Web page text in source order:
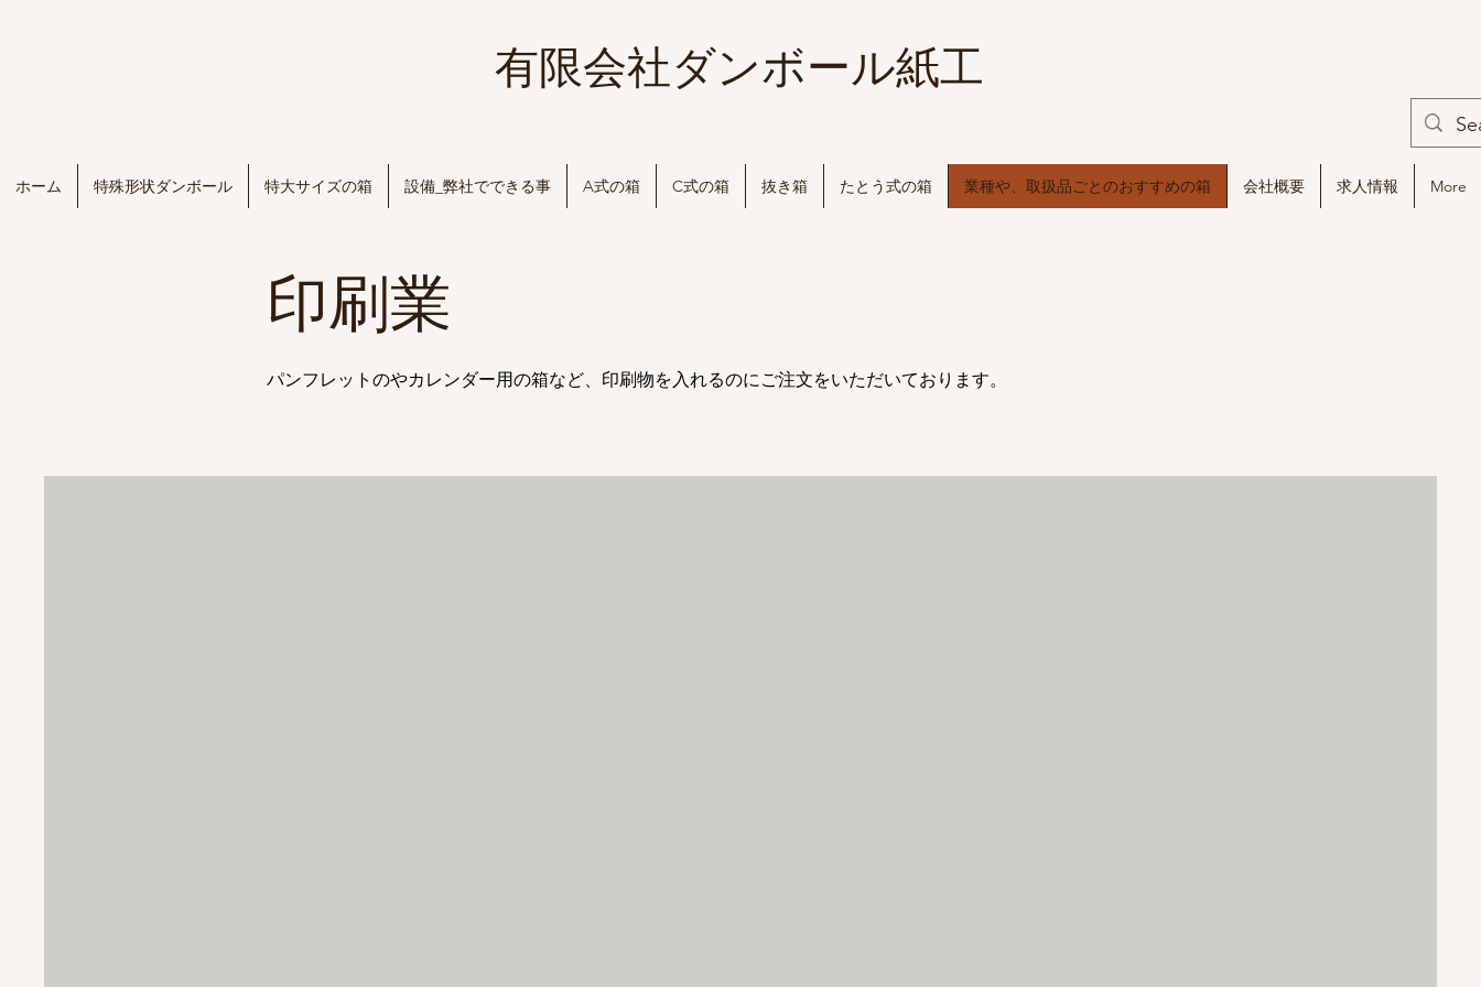
有限会社ダンボール紙工
ホーム 特殊形状ダンボール 特大サイズの箱 設備_弊社でできる事 A式の箱 C式の箱 抜き箱 たとう式の箱 業種や、取扱品ごとのおすすめの箱 会社概要 求人情報 More
印刷業
​パンフレットのやカレンダー用の箱など、印刷物を入れるのにご注文をいただいております。